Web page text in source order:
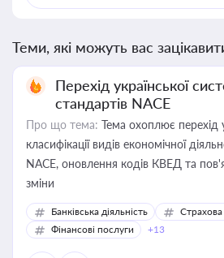
Теми, які можуть вас
Перехід української
стандартів NACE
Про що тема: Тема охоплює перехід
класифікації видів економічної
NACE, оновлення кодів КВЕД та
зміни
Банківська діяльність
Страхова
Фінансові послуги
+13